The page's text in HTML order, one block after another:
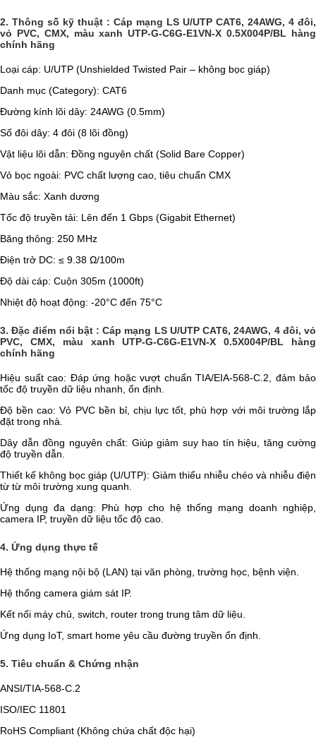
2. Thông số kỹ thuật : Cáp mạng LS U/UTP CAT6, 24AWG, 4 đôi,
vỏ PVC, CMX, màu xanh UTP-G-C6G-E1VN-X 0.5X004P/BL hàng
chính hãng
Loại cáp: U/UTP (Unshielded Twisted Pair – không bọc giáp)
Danh mục (Category): CAT6
Đường kính lõi dây: 24AWG (0.5mm)
Số đôi dây: 4 đôi (8 lõi đồng)
Vật liệu lõi dẫn: Đồng nguyên chất (Solid Bare Copper)
Vỏ bọc ngoài: PVC chất lượng cao, tiêu chuẩn CMX
Màu sắc: Xanh dương
Tốc độ truyền tải: Lên đến 1 Gbps (Gigabit Ethernet)
Băng thông: 250 MHz
Điện trở DC: ≤ 9.38 Ω/100m
Độ dài cáp: Cuộn 305m (1000ft)
Nhiệt độ hoạt động: -20°C đến 75°C
3. Đặc điểm nổi bật : Cáp mạng LS U/UTP CAT6, 24AWG, 4 đôi, vỏ
PVC, CMX, màu xanh UTP-G-C6G-E1VN-X 0.5X004P/BL hàng
chính hãng
Hiệu suất cao: Đáp ứng hoặc vượt chuẩn TIA/EIA-568-C.2, đảm bảo
tốc độ truyền dữ liệu nhanh, ổn định.
Độ bền cao: Vỏ PVC bền bỉ, chịu lực tốt, phù hợp với môi trường lắp
đặt trong nhà.
Dây dẫn đồng nguyên chất: Giúp giảm suy hao tín hiệu, tăng cường
độ truyền dẫn.
Thiết kế không bọc giáp (U/UTP): Giảm thiểu nhiễu chéo và nhiễu điện
từ từ môi trường xung quanh.
Ứng dụng đa dạng: Phù hợp cho hệ thống mạng doanh nghiệp,
camera IP, truyền dữ liệu tốc độ cao.
4. Ứng dụng thực tế
Hệ thống mạng nội bộ (LAN) tại văn phòng, trường học, bệnh viện.
Hệ thống camera giám sát IP.
Kết nối máy chủ, switch, router trong trung tâm dữ liệu.
Ứng dụng IoT, smart home yêu cầu đường truyền ổn định.
5. Tiêu chuẩn & Chứng nhận
ANSI/TIA-568-C.2
ISO/IEC 11801
RoHS Compliant (Không chứa chất độc hại)